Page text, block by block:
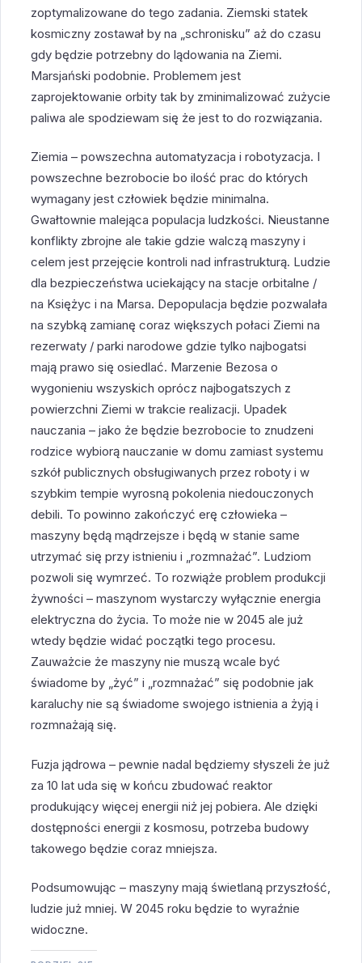
zoptymalizowane do tego zadania. Ziemski statek
kosmiczny zostawał by na „schronisku” aż do czasu
gdy będzie potrzebny do lądowania na Ziemi.
Marsjański podobnie. Problemem jest
zaprojektowanie orbity tak by zminimalizować zużycie
paliwa ale spodziewam się że jest to do rozwiązania.
Ziemia – powszechna automatyzacja i robotyzacja. I
powszechne bezrobocie bo ilość prac do których
wymagany jest człowiek będzie minimalna.
Gwałtownie malejąca populacja ludzkości. Nieustanne
konflikty zbrojne ale takie gdzie walczą maszyny i
celem jest przejęcie kontroli nad infrastrukturą. Ludzie
dla bezpieczeństwa uciekający na stacje orbitalne /
na Księżyc i na Marsa. Depopulacja będzie pozwalała
na szybką zamianę coraz większych połaci Ziemi na
rezerwaty / parki narodowe gdzie tylko najbogatsi
mają prawo się osiedlać. Marzenie Bezosa o
wygonieniu wszyskich oprócz najbogatszych z
powierzchni Ziemi w trakcie realizacji. Upadek
nauczania – jako że będzie bezrobocie to znudzeni
rodzice wybiorą nauczanie w domu zamiast systemu
szkół publicznych obsługiwanych przez roboty i w
szybkim tempie wyrosną pokolenia niedouczonych
debili. To powinno zakończyć erę człowieka –
maszyny będą mądrzejsze i będą w stanie same
utrzymać się przy istnieniu i „rozmnażać”. Ludziom
pozwoli się wymrzeć. To rozwiąże problem produkcji
żywności – maszynom wystarczy wyłącznie energia
elektryczna do życia. To może nie w 2045 ale już
wtedy będzie widać początki tego procesu.
Zauważcie że maszyny nie muszą wcale być
świadome by „żyć” i „rozmnażać” się podobnie jak
karaluchy nie są świadome swojego istnienia a żyją i
rozmnażają się.
Fuzja jądrowa – pewnie nadal będziemy słyszeli że już
za 10 lat uda się w końcu zbudować reaktor
produkujący więcej energii niż jej pobiera. Ale dzięki
dostępności energii z kosmosu, potrzeba budowy
takowego będzie coraz mniejsza.
Podsumowując – maszyny mają świetlaną przyszłość,
ludzie już mniej. W 2045 roku będzie to wyraźnie
widoczne.